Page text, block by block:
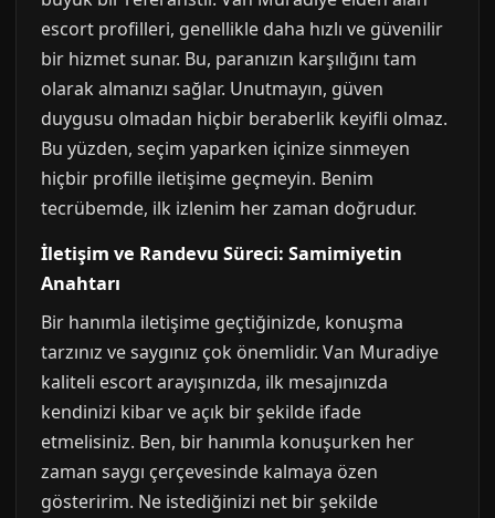
escort profilleri, genellikle daha hızlı ve güvenilir
bir hizmet sunar. Bu, paranızın karşılığını tam
olarak almanızı sağlar. Unutmayın, güven
duygusu olmadan hiçbir beraberlik keyifli olmaz.
Bu yüzden, seçim yaparken içinize sinmeyen
hiçbir profille iletişime geçmeyin. Benim
tecrübemde, ilk izlenim her zaman doğrudur.
İletişim ve Randevu Süreci: Samimiyetin
Anahtarı
Bir hanımla iletişime geçtiğinizde, konuşma
tarzınız ve saygınız çok önemlidir. Van Muradiye
kaliteli escort arayışınızda, ilk mesajınızda
kendinizi kibar ve açık bir şekilde ifade
etmelisiniz. Ben, bir hanımla konuşurken her
zaman saygı çerçevesinde kalmaya özen
gösteririm. Ne istediğinizi net bir şekilde